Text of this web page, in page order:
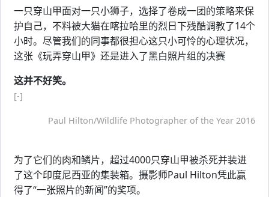
一只穿山甲面对一只小狮子，选择了卷成一团的策略来保
护自己，不料被大猫在喀拉哈里的烈日下残酷调教了14个
小时。尽管我们的同事都很担心这只小可怜的心理状况，
这张《玩弄穿山甲》还是进入了黑白照片组的决赛
这并不好笑。
[-]
Paul Hilton/Wildlife Photographer of the Year 2016
为了它们的肉和鳞片，超过4000只穿山甲被杀死并装进
了这个印度尼西亚的集装箱。摄影师Paul Hilton凭此赢
得了“一张照片的新闻”的奖项。